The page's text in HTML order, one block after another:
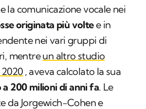
la comunicazione vocale nei
originata più voltee in
nei vari gruppi di
mentreun altro studio
, aveva calcolato la sua
200 milioni di anni fa. Le
da Jorgewich-Cohen e